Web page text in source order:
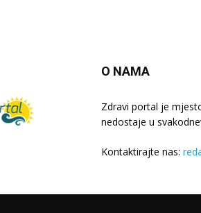
O NAMA
Zdravi portal je
nedostaje u
Kontaktirajte nas: